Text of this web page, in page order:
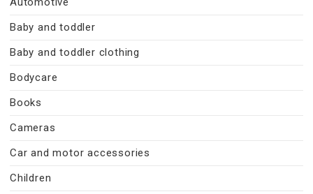
Baby and toddler
Baby and toddler clothing
Bodycare
Books
Cameras
Car and motor accessories
Children